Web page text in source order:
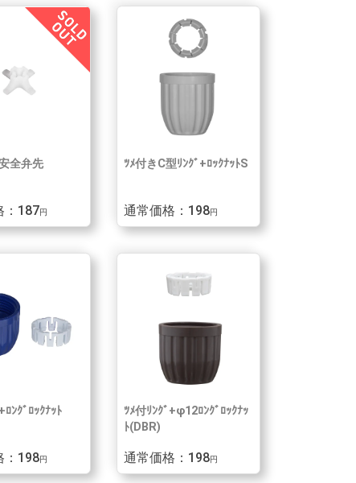
全弁先
：187円
ﾂﾒ付きC型ﾘﾝｸﾞ+ﾛｯｸﾅｯﾄS
通常価格：198円
ﾛﾝｸﾞﾛｯｸﾅｯﾄ
：198円
ﾂﾒ付ﾘﾝｸﾞ+φ12ﾛﾝｸﾞﾛｯｸﾅｯ
ﾄ(DBR)
通常価格：198円